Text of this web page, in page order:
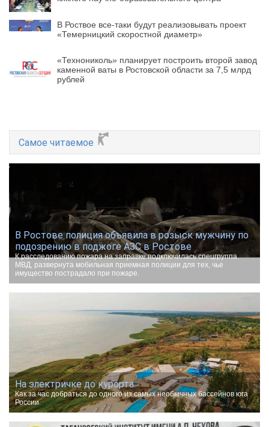
В Роствое все-таки будут реализовывать проект
«Темерницкий скоростной диаметр»
«Технониколь» планирует построить второй завод
каменной ваты в Ростовской области за 7,5 млрд
рублей
Самое читаемое
В Ростове полиция объявила в розыск мужчину по
подозрению в поджоге АЗС в Ростове
К расследованию пожара на заправке подключилась спецгруппа
МВД, развернута мобильная приемная полиции для тех, чье
имущество пострадало при пожаре.
На электричке до курорта.
Как за час добраться до одного из самых необычных бассейнов юга
России.